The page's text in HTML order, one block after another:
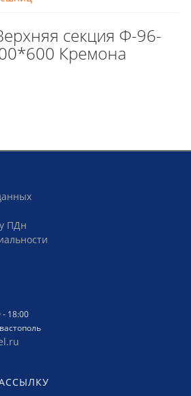
секция Ф-96-
Кремона
ПДн
18:00